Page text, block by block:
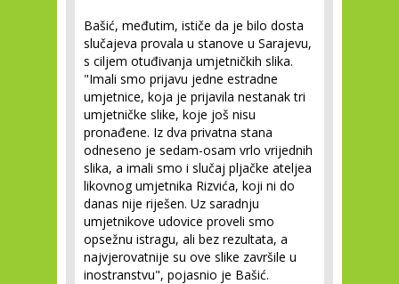
Bašić, međutim, ističe da je bilo dosta
slučajeva provala u stanove u Sarajevu,
s ciljem otuđivanja umjetničkih slika.
"Imali smo prijavu jedne estradne
umjetnice, koja je prijavila nestanak tri
umjetničke slike, koje još nisu
pronađene. Iz dva privatna stana
odneseno je sedam-osam vrlo vrijednih
slika, a imali smo i slučaj pljačke ateljea
likovnog umjetnika Rizvića, koji ni do
danas nije riješen. Uz saradnju
umjetnikove udovice proveli smo
opsežnu istragu, ali bez rezultata, a
najvjerovatnije su ove slike završile u
inostranstvu", pojasnio je Bašić.